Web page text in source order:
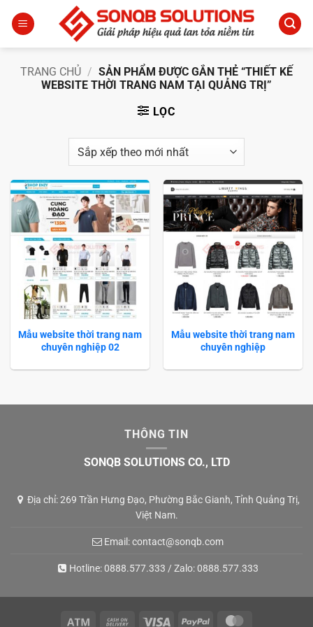
qua
TRANG CHỦ / SẢN PHẨM ĐƯỢC GẮN THẺ “THIẾT KẾ
WEBSITE THỜI TRANG NAM TẠI QUẢNG TRỊ”
LỌC
Mẫu website thời trang nam
chuyên nghiệp 02
Mẫu website thời trang nam
chuyên nghiệp
THÔNG TIN
SONQB SOLUTIONS CO., LTD
Địa chỉ: 269 Trần Hưng Đạo, Phường Bắc Gianh, Tỉnh Quảng Trị,
Việt Nam.
Email:contact@sonqb.com
Hotline:0888.577.333 / Zalo:0888.577.333
Atm Cash Visa PayPal